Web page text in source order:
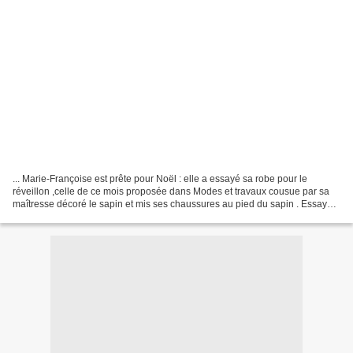
... Marie-Françoise est prête pour Noël : elle a essayé sa robe pour le
réveillon ,celle de ce mois proposée dans Modes et travaux cousue par sa
maîtresse décoré le sapin et mis ses chaussures au pied du sapin . Essayé